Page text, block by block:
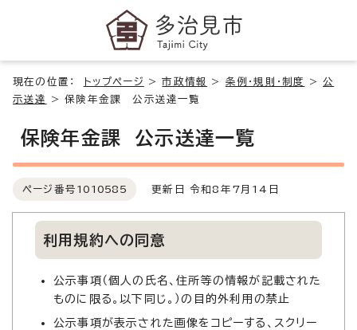
現在の位置： トップページ >市政情報 > 条例・規則・制度 >公
示送達
>保険年金課 公示送達一覧
保険年金課 公示送達一覧
ページ番号 1010585 更新日 令和8年7月14日
利用規約への同意
公示事項（個人の氏名、住所等の情報が記載された
ものに限る。以下同じ。）の目的外利用の禁止
公示事項が表示された画像をコピーする、スクリー